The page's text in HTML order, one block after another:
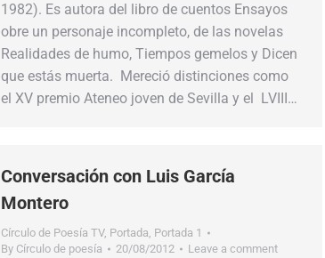
1982). Es autora del libro de cuentos Ensayos
obre un personaje incompleto, de las novelas
Realidades de humo, Tiempos gemelos y Dicen
que estás muerta. Mereció distinciones como
el XV premio Ateneo joven de Sevilla y el LVIII…
Conversación con Luis García
Montero
Círculo de Poesía TV, Portada, Portada 1
By Círculo de poesía 20/08/2012 Leave a comment